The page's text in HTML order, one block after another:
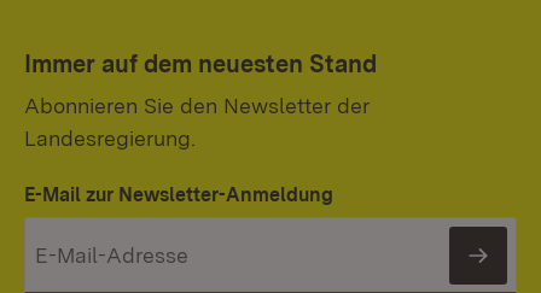
Immer auf dem neuesten Stand
Abonnieren Sie den Newsletter der
Landesregierung.
E-Mail zur Newsletter-Anmeldung